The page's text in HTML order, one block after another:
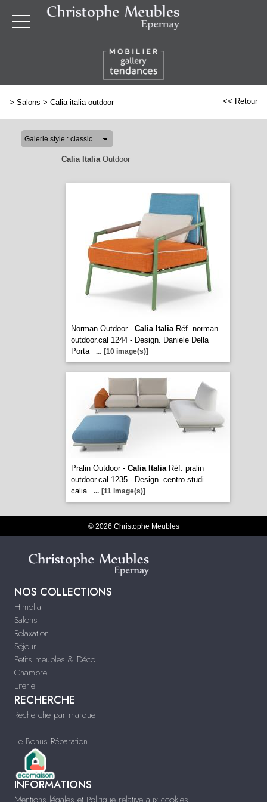
> Salons > Calia italia outdoor << Retour
Calia ItaliaOutdoor
Norman Outdoor - Calia ItaliaRéf. norman
outdoor.cal 1244 - Design. Daniele Della
Porta
... [10 image(s)]
Pralin Outdoor - Calia ItaliaRéf. pralin
outdoor.cal 1235 - Design. centro studi
calia
... [11 image(s)]
© 2026 Christophe Meubles
NOS COLLECTIONS
Himolla
Salons
Relaxation
Séjour
Petits meubles & Déco
Chambre
Literie
RECHERCHE
Recherche par marque
Le Bonus Réparation
INFORMATIONS